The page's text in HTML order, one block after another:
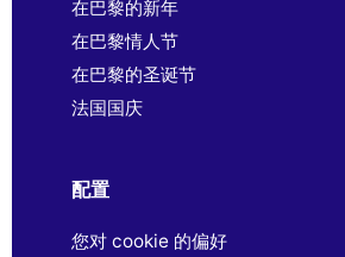
在巴黎的新年
在巴黎情人节
在巴黎的圣诞节
法国国庆
配置
您对 cookie 的偏好